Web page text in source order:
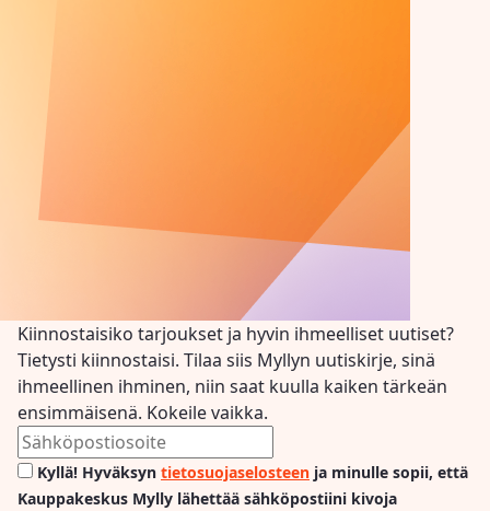
Kiinnostaisiko tarjoukset ja hyvin ihmeelliset uutiset?
Tietysti kiinnostaisi. Tilaa siis Myllyn uutiskirje, sinä
ihmeellinen ihminen, niin saat kuulla kaiken tärkeän
ensimmäisenä. Kokeile vaikka.
Kyllä! Hyväksyn tietosuojaselosteen ja minulle sopii, että
Kauppakeskus Mylly lähettää sähköpostiini kivoja